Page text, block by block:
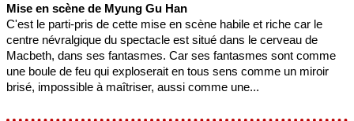
Mise en scène de Myung Gu Han
C'est le parti-pris de cette mise en scène habile et riche car le
centre névralgique du spectacle est situé dans le cerveau de
Macbeth, dans ses fantasmes. Car ses fantasmes sont comme
une boule de feu qui exploserait en tous sens comme un miroir
brisé, impossible à maîtriser, aussi comme une...